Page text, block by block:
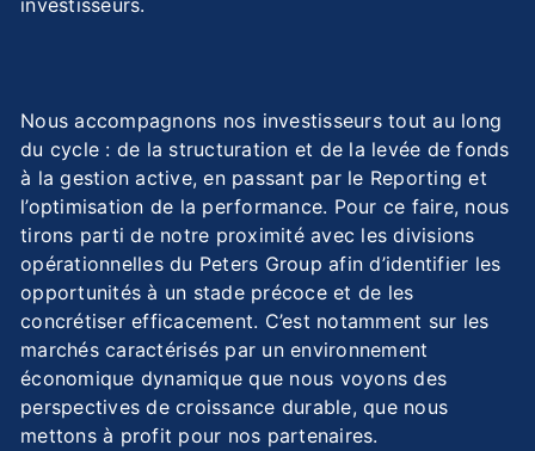
Nous accompagnons nos investisseurs tout au long
du cycle : de la structuration et de la levée de fonds
à la gestion active, en passant par le Reporting et
l’optimisation de la performance. Pour ce faire, nous
tirons parti de notre proximité avec les divisions
opérationnelles du Peters Group afin d’identifier les
opportunités à un stade précoce et de les
concrétiser efficacement. C’est notamment sur les
marchés caractérisés par un environnement
économique dynamique que nous voyons des
perspectives de croissance durable, que nous
mettons à profit pour nos partenaires.